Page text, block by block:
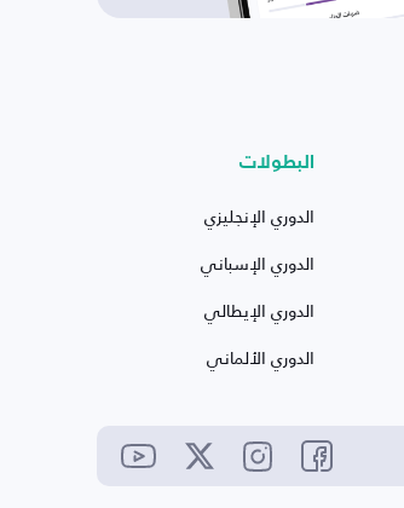
البطولات
الدوري الإنجليزي
الدوري الإسباني
الدوري الإيطالي
الدوري الألماني